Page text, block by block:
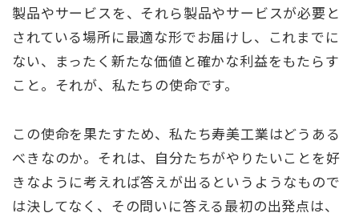
製品やサービスを、それら製品やサービスが必要と
されている場所に最適な形でお届けし、これまでに
ない、まったく新たな価値と確かな利益をもたらす
こと。それが、私たちの使命です。
この使命を果たすため、私たち寿美工業はどうある
べきなのか。それは、自分たちがやりたいことを好
きなように考えれば答えが出るというようなもので
は決してなく、その問いに答える最初の出発点は、